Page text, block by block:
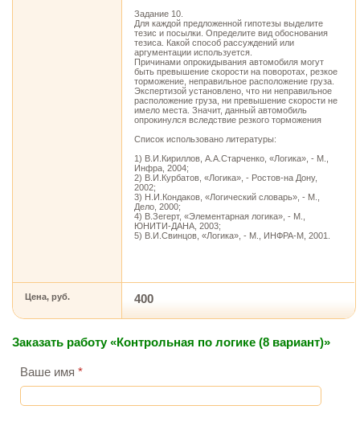
Задание 10.
Для каждой предложенной гипотезы выделите
тезис и посылки. Определите вид обоснования
тезиса. Какой способ рассуждений или
аргументации используется.
Причинами опрокидывания автомобиля могут
быть превышение скорости на поворотах, резкое
торможение, неправильное расположение груза.
Экспертизой установлено, что ни неправильное
расположение груза, ни превышение скорости не
имело места. Значит, данный автомобиль
опрокинулся вследствие резкого торможения
Список использовано литературы:
1) В.И.Кириллов, А.А.Старченко, «Логика», - М.,
Инфра, 2004;
2) В.И.Курбатов, «Логика», - Ростов-на Дону,
2002;
3) Н.И.Кондаков, «Логический словарь», - М.,
Дело, 2000;
4) В.Зегерт, «Элементарная логика», - М.,
ЮНИТИ-ДАНА, 2003;
5) В.И.Свинцов, «Логика», - М., ИНФРА-М, 2001.
Цена, руб. 400
Заказать работу «Контрольная по логике (8 вариант)»
Ваше имя *